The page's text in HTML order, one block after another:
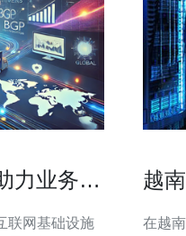
力业务扩
联网基础设施
越
在越